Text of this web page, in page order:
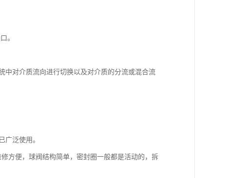
。
中对介质流向进行切换以及对介质的分流或混合流
广泛使用。
方便，球阀结构简单，密封圈一般都是活动的，拆